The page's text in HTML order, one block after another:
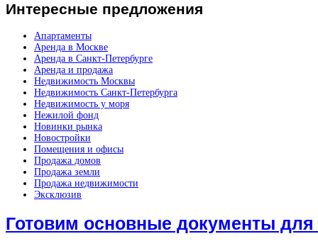
Интересные предложения
Апартаменты
Аренда в Москве
Аренда в Санкт-Петербурге
Аренда и продажа
Недвижимость Москвы
Недвижимость Санкт-Петербурга
Недвижимость у моря
Нежилой фонд
Новинки рынка
Новостройки
Помещения и офисы
Продажа домов
Продажа земли
Продажа недвижимости
Эксклюзив
Готовим основные документы